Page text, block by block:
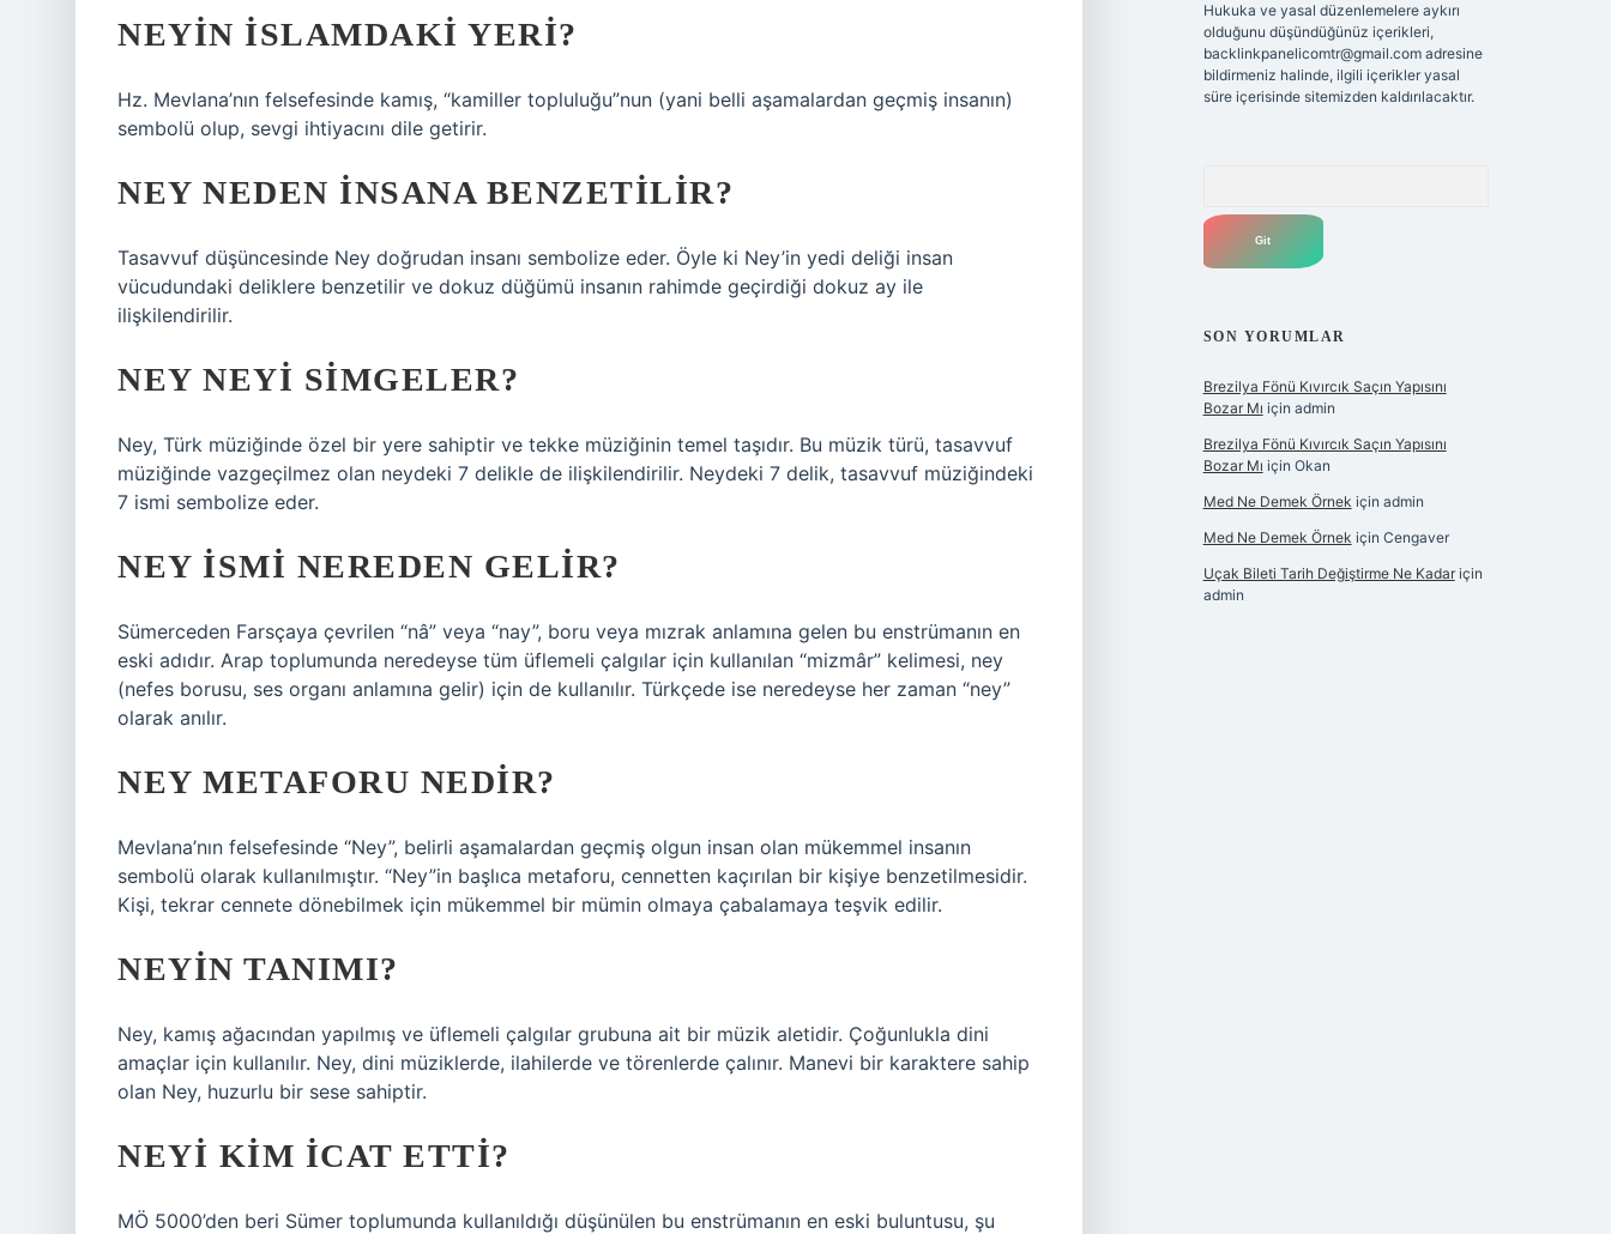
NEYIN İSLAMDAKI YERI?
Hz. Mevlana’nın felsefesinde kamış, “kamiller topluluğu”nun (yani belli aşamalardan geçmiş insanın)
sembolü olup, sevgi ihtiyacını dile getirir.
NEY NEDEN INSANA BENZETILIR?
Tasavvuf düşüncesinde Ney doğrudan insanı sembolize eder. Öyle ki Ney’in yedi deliği insan
vücudundaki deliklere benzetilir ve dokuz düğümü insanın rahimde geçirdiği dokuz ay ile
ilişkilendirilir.
NEY NEYI SIMGELER?
Ney, Türk müziğinde özel bir yere sahiptir ve tekke müziğinin temel taşıdır. Bu müzik türü, tasavvuf
müziğinde vazgeçilmez olan neydeki 7 delikle de ilişkilendirilir. Neydeki 7 delik, tasavvuf müziğindeki
7 ismi sembolize eder.
NEY ISMI NEREDEN GELIR?
Sümerceden Farsçaya çevrilen “nâ” veya “nay”, boru veya mızrak anlamına gelen bu enstrümanın en
eski adıdır. Arap toplumunda neredeyse tüm üflemeli çalgılar için kullanılan “mizmâr” kelimesi, ney
(nefes borusu, ses organı anlamına gelir) için de kullanılır. Türkçede ise neredeyse her zaman “ney”
olarak anılır.
NEY METAFORU NEDIR?
Mevlana’nın felsefesinde “Ney”, belirli aşamalardan geçmiş olgun insan olan mükemmel insanın
sembolü olarak kullanılmıştır. “Ney”in başlıca metaforu, cennetten kaçırılan bir kişiye benzetilmesidir.
Kişi, tekrar cennete dönebilmek için mükemmel bir mümin olmaya çabalamaya teşvik edilir.
NEYIN TANIMI?
Ney, kamış ağacından yapılmış ve üflemeli çalgılar grubuna ait bir müzik aletidir. Çoğunlukla dini
amaçlar için kullanılır. Ney, dini müziklerde, ilahilerde ve törenlerde çalınır. Manevi bir karaktere sahip
olan Ney, huzurlu bir sese sahiptir.
NEYI KIM ICAT ETTI?
MÖ 5000’den beri Sümer toplumunda kullanıldığı düşünülen bu enstrümanın en eski buluntusu, şu
Hukuka ve yasal düzenlemelere aykırı
olduğunu düşündüğünüz içerikleri,
backlinkpanelicomtr@gmail.comadresine
bildirmeniz halinde, ilgili içerikler yasal
süre içerisinde sitemizden kaldırılacaktır.
SON YORUMLAR
Brezilya Fönü Kıvırcık Saçın Yapısını
Bozar Mı için admin
Brezilya Fönü Kıvırcık Saçın Yapısını
Bozar Mı için Okan
Med Ne Demek Örnek için admin
Med Ne Demek Örnek için Cengaver
Uçak Bileti Tarih Değiştirme Ne Kadariçin
admin